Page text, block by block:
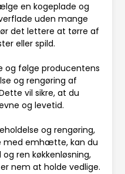
en kogeplade og
uden mange
det lettere at tørre af
eller spild.
og følge producentens
og rengøring af
vil sikre, at du
og levetid.
og rengøring,
med emhætte, kan du
ren køkkenløsning,
nem at holde vedlige.